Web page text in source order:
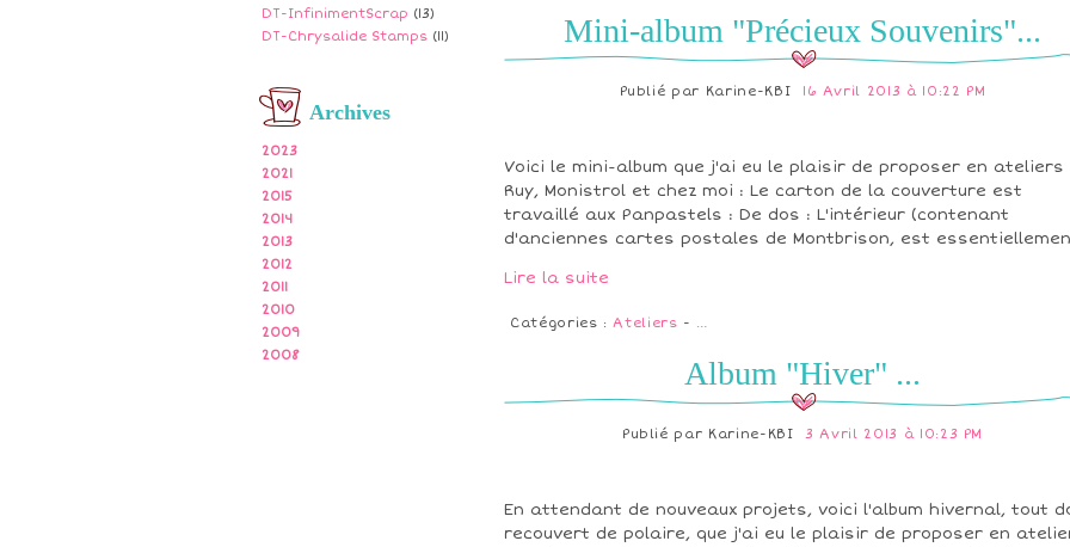
DT-InfinimentScrap (13)
DT-Chrysalide Stamps (11)
Archives
2023
2021
2015
2014
2013
2012
2011
2010
2009
2008
Mini-album "Précieux Souvenirs"...
Publié par Karine-KBI 16 Avril 2013 à 10:22 PM
Voici le mini-album que j'ai eu le plaisir de proposer en ateliers
Ruy, Monistrol et chez moi : Le carton de la couverture est
travaillé aux Panpastels : De dos : L'intérieur (contenant
d'anciennes cartes postales de Montbrison, est
Lire la suite
Catégories :Ateliers - …
Album "Hiver" ...
Publié par Karine-KBI 3 Avril 2013 à 10:23 PM
En attendant de nouveaux projets, voici l'album hivernal, tout
recouvert de polaire, que j'ai eu le plaisir de proposer en